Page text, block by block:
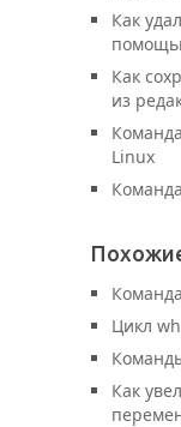
Как
Как
из
Linux
Цикл
Как